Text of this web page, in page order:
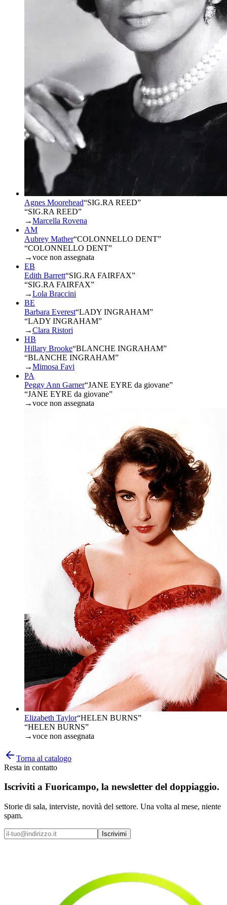
Agnes Moorehead“SIG.RA REED”
“SIG.RA REED”
→Marcella Rovena
AM
Aubrey Mather“COLONNELLO DENT”
“COLONNELLO DENT”
→voce non assegnata
EB
Edith Barrett“SIG.RA FAIRFAX”
“SIG.RA FAIRFAX”
→Lola Braccini
BE
Barbara Everest“LADY INGRAHAM”
“LADY INGRAHAM”
→Clara Ristori
HB
Hillary Brooke“BLANCHE INGRAHAM”
“BLANCHE INGRAHAM”
→Mimosa Favi
PA
Peggy Ann Garner“JANE EYRE da giovane”
“JANE EYRE da giovane”
→voce non assegnata
Elizabeth Taylor“HELEN BURNS”
“HELEN BURNS”
→voce non assegnata
Torna al catalogo
Resta in contatto
Iscriviti a Fuoricampo, la newsletter del doppiaggio.
Storie di sala, interviste, novità del settore. Una volta al mese, niente
spam.
Iscrivimi